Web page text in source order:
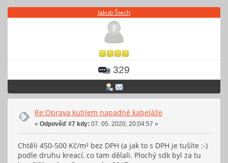
Jakub Štech
329
Re:Oprava kutilem napadné kabeláže
« Odpověď #7 kdy: 07. 05. 2020, 20:04:57 »
Chtěli 450-500 Kč/m² bez DPH (a jak to s DPH je tušíte :-)
podle druhu kreací, co tam dělali. Plochý sdk byl za tu